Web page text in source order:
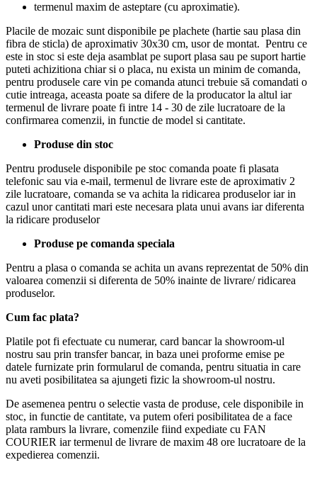
termenul maxim de asteptare (cu aproximatie).
Placile de mozaic sunt disponibile pe plachete (hartie sau plasa din
fibra de sticla) de aproximativ 30x30 cm, usor de montat. Pentru ce
este in stoc si este deja asamblat pe suport plasa sau pe suport hartie
puteti achizitiona chiar si o placa, nu exista un minim de comanda,
pentru produsele care vin pe comanda atunci trebuie să comandati o
cutie intreaga, aceasta poate sa difere de la producator la altul iar
termenul de livrare poate fi intre 14 - 30 de zile lucratoare de la
confirmarea comenzii, in functie de model si cantitate.
Produse din stoc
Pentru produsele disponibile pe stoc comanda poate fi plasata
telefonic sau via e-mail, termenul de livrare este de aproximativ 2
zile lucratoare, comanda se va achita la ridicarea produselor iar in
cazul unor cantitati mari este necesara plata unui avans iar diferenta
la ridicare produselor
Produse pe comanda speciala
Pentru a plasa o comanda se achita un avans reprezentat de 50% din
valoarea comenzii si diferenta de 50% inainte de livrare/ ridicarea
produselor.
Cum fac plata?
Platile pot fi efectuate cu numerar, card bancar la showroom-ul
nostru sau prin transfer bancar, in baza unei proforme emise pe
datele furnizate prin formularul de comanda, pentru situatia in care
nu aveti posibilitatea sa ajungeti fizic la showroom-ul nostru.
De asemenea pentru o selectie vasta de produse, cele disponibile in
stoc, in functie de cantitate, va putem oferi posibilitatea de a face
plata ramburs la livrare, comenzile fiind expediate cu FAN
COURIER iar termenul de livrare de maxim 48 ore lucratoare de la
expedierea comenzii.